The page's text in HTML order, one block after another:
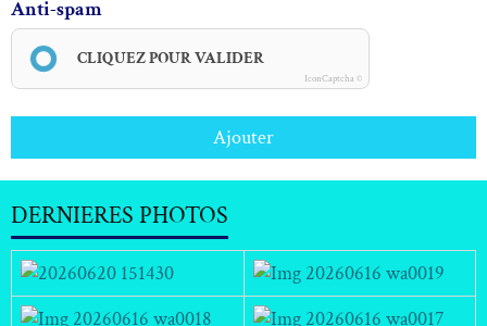
Anti-spam
CLIQUEZ POUR VALIDER
IconCaptcha ©
Ajouter
DERNIERES PHOTOS